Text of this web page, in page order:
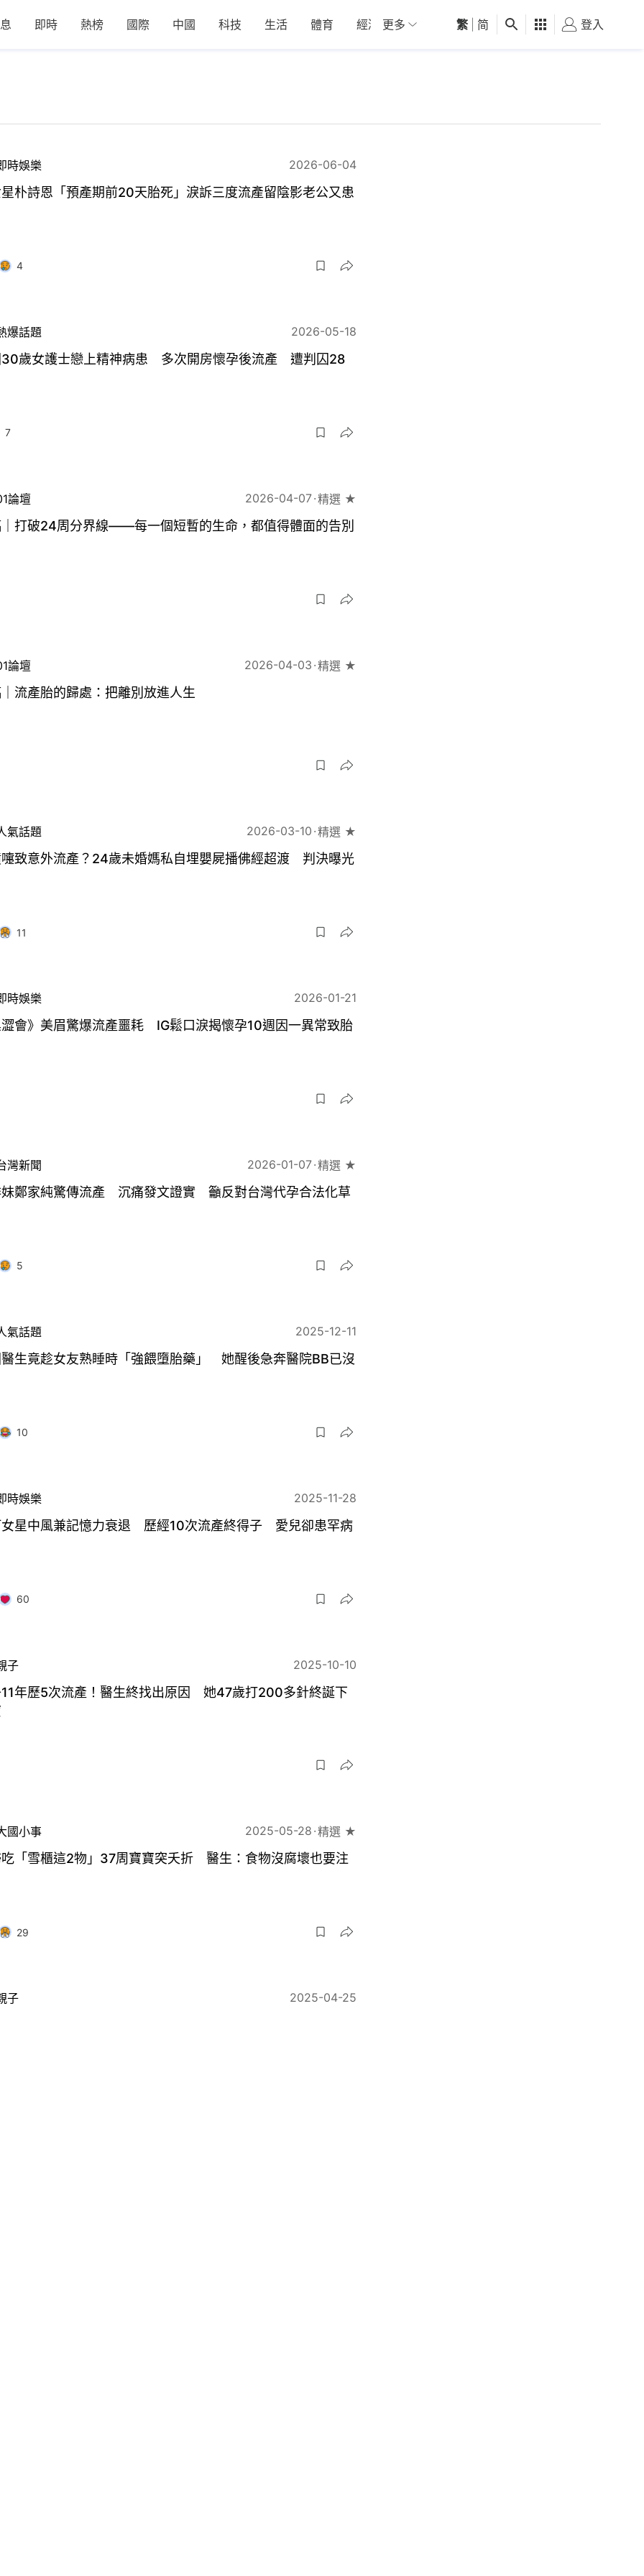
即時 熱榜 國際 中國 科技 生活 體育 經濟 01深圳 觀點 健康 好食玩飛
更多 繁 简 登入
時娛樂 2026-06-04
朴詩恩「預產期前20天胎死」淚訴三度流產留陰影老公又患
4
爆話題 2026-05-18
歲女護士戀上精神病患 多次開房懷孕後流產 遭判囚28
7
論壇 2026-04-07 精選 ★
打破24周分界線——每一個短暫的生命，都值得體面的告別
論壇 2026-04-03 精選 ★
流產胎的歸處：把離別放進人生
氣話題 2026-03-10 精選 ★
致意外流產？24歲未婚媽私自埋嬰屍播佛經超渡 判決曝光
11
時娛樂 2026-01-21
會》美眉驚爆流產噩耗 IG鬆口淚揭懷孕10週因一異常致胎
灣新聞 2026-01-07 精選 ★
鄭家純驚傳流產 沉痛發文證實 籲反對台灣代孕合法化草
5
氣話題 2025-12-11
生竟趁女友熟睡時「強餵墮胎藥」 她醒後急奔醫院BB已沒
10
時娛樂 2025-11-28
星中風兼記憶力衰退 歷經10次流產終得子 愛兒卻患罕病
60
子 2025-10-10
年歷5次流產！醫生終找出原因 她47歲打200多針終誕下
國小事 2025-05-28 精選 ★
「雪櫃這2物」37周寶寶突夭折 醫生：食物沒腐壞也要注
29
子 2025-04-25